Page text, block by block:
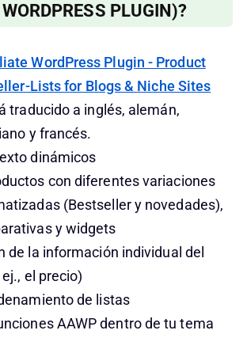
PLUGIN)?
traducido a inglés, alemán,
y francés.
dinámicos
con diferentes variaciones
(Bestseller y novedades),
y widgets
de la información individual del
el precio)
de listas
AAWP dentro de tu tema